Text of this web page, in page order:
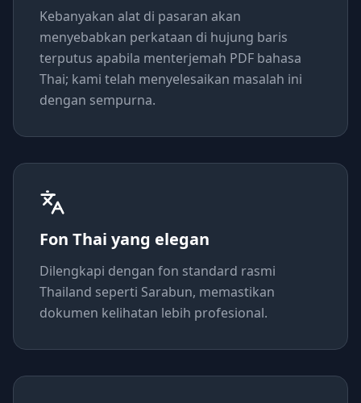
Kebanyakan alat di pasaran akan
menyebabkan perkataan di hujung baris
terputus apabila menterjemah PDF bahasa
Thai; kami telah menyelesaikan masalah ini
dengan sempurna.
Fon Thai yang elegan
Dilengkapi dengan fon standard rasmi
Thailand seperti Sarabun, memastikan
dokumen kelihatan lebih profesional.